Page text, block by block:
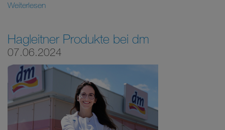
Weiterlesen
Hagleitner Produkte bei dm
07.06.2024